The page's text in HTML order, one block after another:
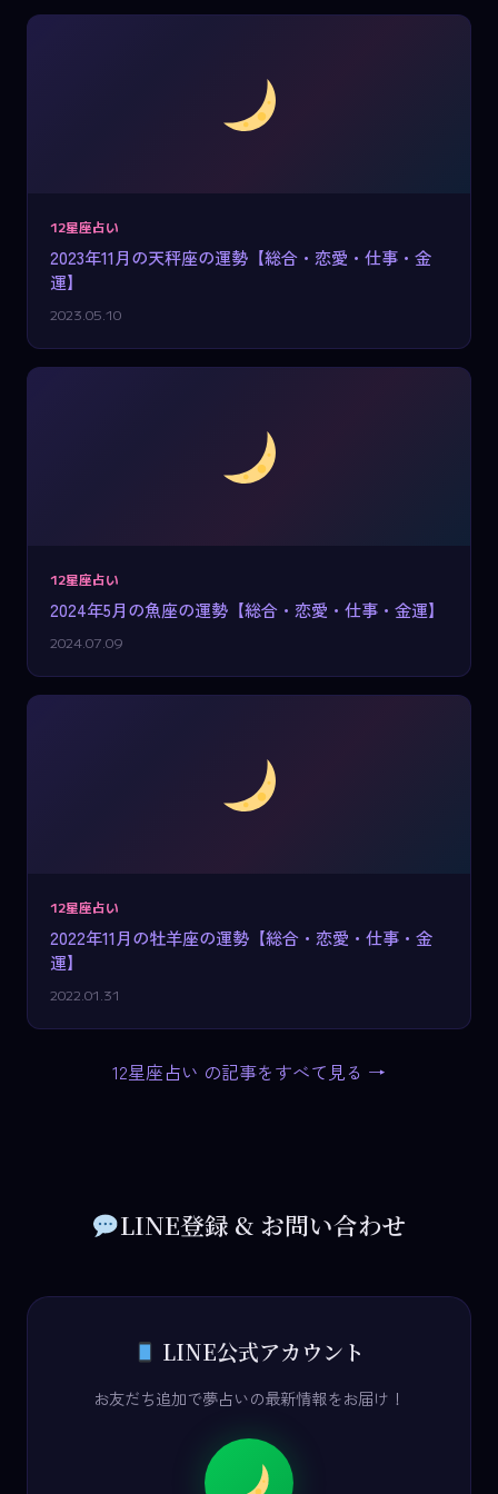
12星座占い
2023年11月の天秤座の運勢【総合・恋愛・仕事・金
運】
2023.05.10
12星座占い
2024年5月の魚座の運勢【総合・恋愛・仕事・金運】
2024.07.09
12星座占い
2022年11月の牡羊座の運勢【総合・恋愛・仕事・金
運】
2022.01.31
12星座占い の記事をすべて見る →
LINE登録 & お問い合わせ
LINE公式アカウント
お友だち追加で夢占いの最新情報をお届け！